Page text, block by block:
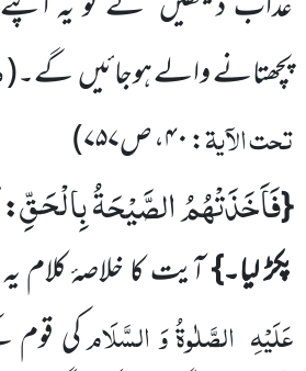
پچھتانے والے ہوجائیںگے۔(
تحت الآیۃ:۴۰، ص۷۵۷)
{فَاَخَذَتْهُمُ الصَّیْحَةُ بِالْحَقِّ:
پکڑ لیا۔}آیت کا خلاصۂ کلام
عَلَیْہِ الصَّلٰوۃُ وَالسَّلَامکی